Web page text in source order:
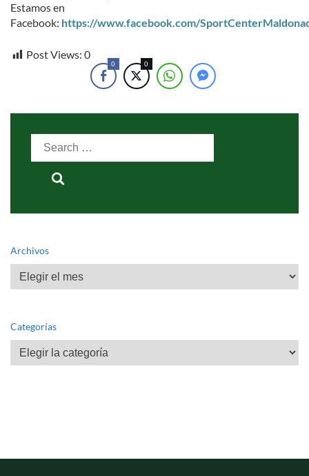
Estamos en
Facebook: https://www.facebook.com/
Post Views: 0
0 0
Search
Archivos
Archivos
Categorías
Categorías